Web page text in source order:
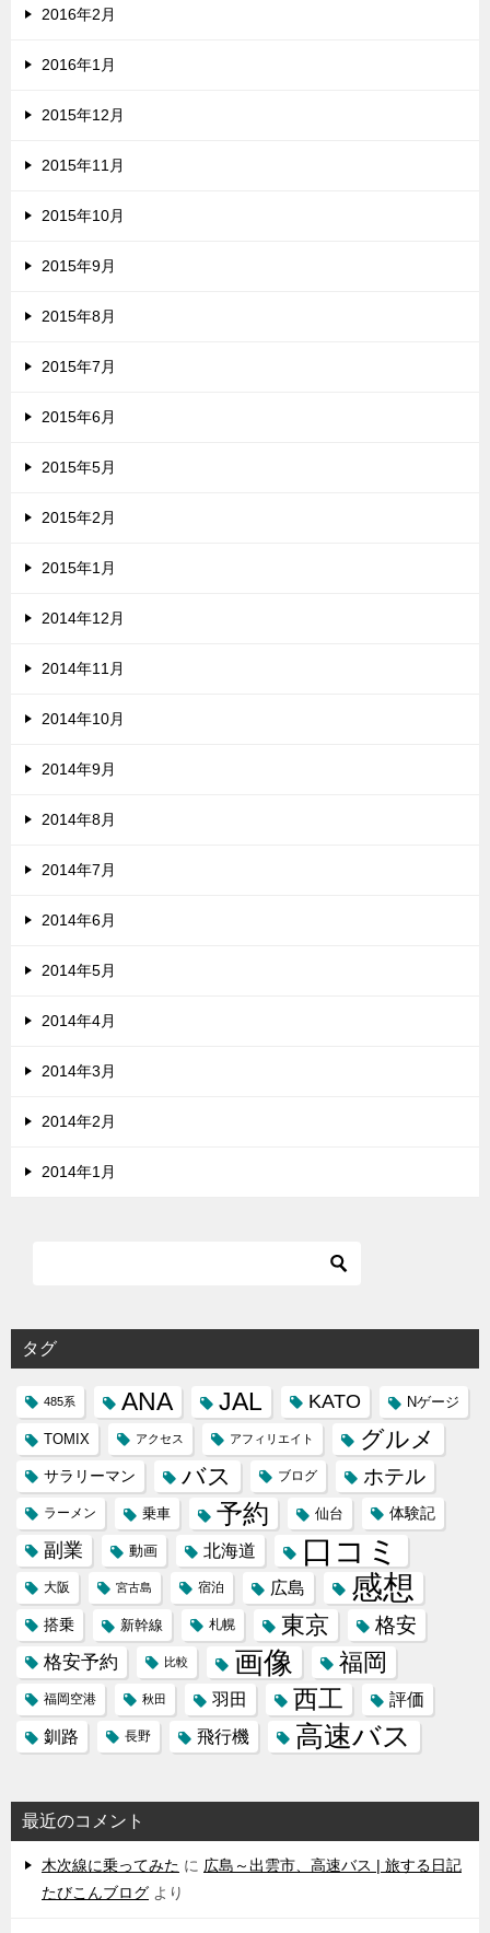
2016年2月
2016年1月
2015年12月
2015年11月
2015年10月
2015年9月
2015年8月
2015年7月
2015年6月
2015年5月
2015年2月
2015年1月
2014年12月
2014年11月
2014年10月
2014年9月
2014年8月
2014年7月
2014年6月
2014年5月
2014年4月
2014年3月
2014年2月
2014年1月
タグ
485系 ANA JAL KATO Nゲージ
TOMIX アクセス アフィリエイト グルメ
サラリーマン バス ブログ ホテル
ラーメン 乗車 予約 仙台 体験記
副業 動画 北海道 口コミ
大阪 宮古島 宿泊 広島 感想
搭乗 新幹線 札幌 東京 格安
格安予約 比較 画像 福岡
福岡空港 秋田 羽田 西工
評価
釧路
長野 飛行機 高速バス
最近のコメント
木次線に乗ってみた に 広島～出雲市、高速バス | 旅する日記
たびこんブログ より